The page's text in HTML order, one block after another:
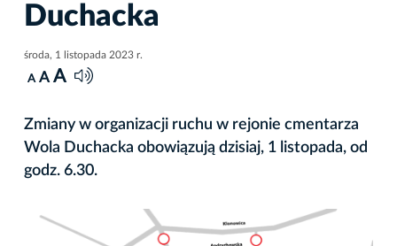
Duchacka
środa, 1 listopada 2023 r.
A A A
Zmiany w organizacji ruchu w rejonie cmentarza
Wola Duchacka obowiązują dzisiaj, 1 listopada, od
godz. 6.30.